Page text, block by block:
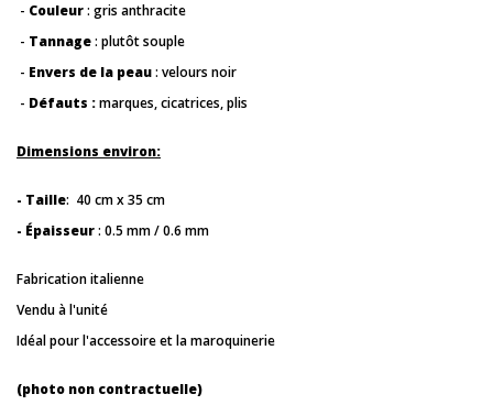
- Couleur: gris anthracite
- Tannage: plutôt souple
- Envers de la peau: velours noir
- Défauts :marques, cicatrices, plis
Dimensions environ:
- Taille: 40 cm x 35 cm
- Épaisseur: 0.5 mm / 0.6 mm
Fabrication italienne
Vendu à l'unité
Idéal pour l'accessoire et la maroquinerie
(photo non contractuelle)